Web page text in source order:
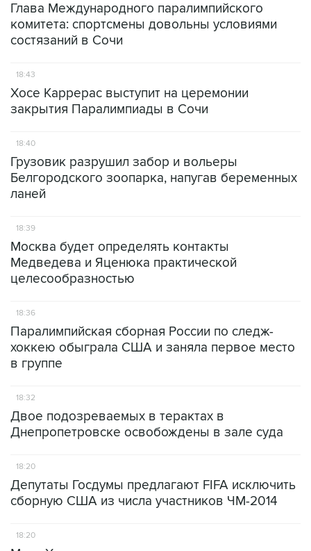
Глава Международного паралимпийского
комитета: спортсмены довольны условиями
состязаний в Сочи
18:43
Хосе Каррерас выступит на церемонии
закрытия Паралимпиады в Сочи
18:40
Грузовик разрушил забор и вольеры
Белгородского зоопарка, напугав беременных
ланей
18:39
Москва будет определять контакты
Медведева и Яценюка практической
целесообразностью
18:36
Паралимпийская сборная России по следж-
хоккею обыграла США и заняла первое место
в группе
18:32
Двое подозреваемых в терактах в
Днепропетровске освобождены в зале суда
18:20
Депутаты Госдумы предлагают FIFA исключить
сборную США из числа участников ЧМ-2014
18:20